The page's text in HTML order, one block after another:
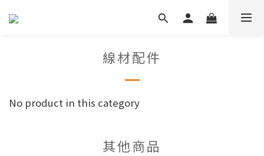
線材配件
No product in this category
其他商品